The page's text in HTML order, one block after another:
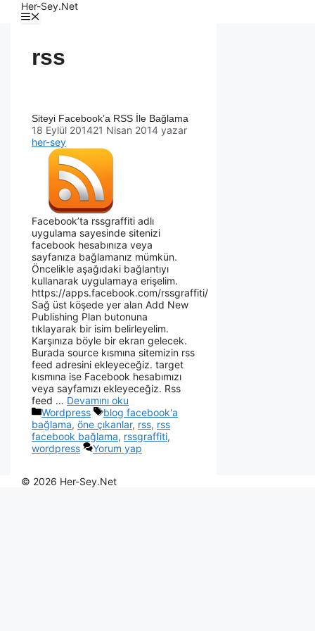
Her-Sey.Net
rss
Siteyi Facebook’a RSS İle Bağlama
18 Eylül 201421 Nisan 2014 yazar
her-sey
Facebook’ta rssgraffiti adlı
uygulama sayesinde sitenizi
facebook hesabınıza veya
sayfanıza bağlamanız mümkün.
Öncelikle aşağıdaki bağlantıyı
kullanarak uygulamaya erişelim.
https://apps.facebook.com/rssgraffiti/
Sağ üst köşede yer alan Add New
Publishing Plan butonuna
tıklayarak bir isim belirleyelim.
Karşınıza böyle bir ekran gelecek.
Burada source kısmına sitemizin rss
feed adresini ekleyeceğiz. target
kısmına ise Facebook hesabımızı
veya sayfamızı ekleyeceğiz. Rss
feed … Devamını oku
Wordpress
blog facebook'a
bağlama, öne çıkanlar, rss, rss
facebook bağlama, rssgraffiti,
wordpress
Yorum yap
© 2026 Her-Sey.Net